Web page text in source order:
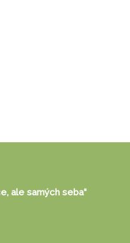
ale samých seba“